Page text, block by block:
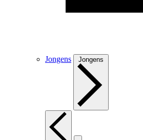
Jongens Jongens